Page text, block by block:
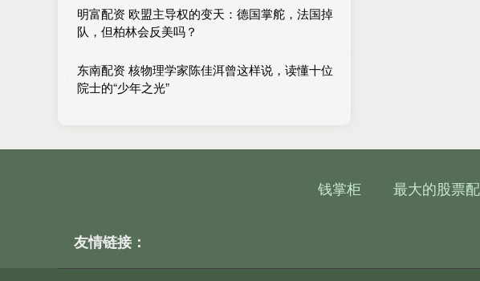
明富配资 欧盟主导权的变天：德国掌舵，法国掉
队，但柏林会反美吗？
东南配资 核物理学家陈佳洱曾这样说，读懂十位
院士的“少年之光”
钱掌柜 最大的股票
友情链接：